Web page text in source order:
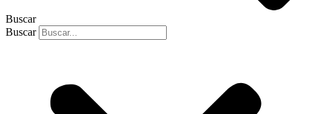
Buscar
Buscar